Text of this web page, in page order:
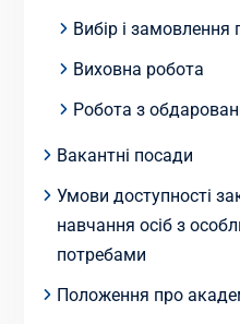
Вибір і замовлення
Виховна робота
Робота з
Вакантні посади
Умови доступності
навчання осіб з
потребами
Положення про